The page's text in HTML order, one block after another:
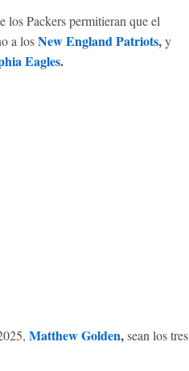
los Packers permitieran que el
a losNew England Patriots,y
Eagles.
Matthew Golden,sean los tres